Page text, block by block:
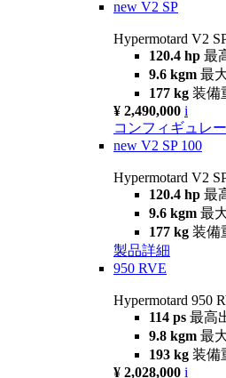
new V2 SP
Hypermotard V2
120.4 hp 最
9.6 kgm 最
177 kg 装備
¥ 2,490,000 i
コンフィギュレ
new V2 SP 100
Hypermotard V2
120.4 hp 最
9.6 kgm 最
177 kg 装備
製品詳細
950 RVE
Hypermotard 950
114 ps 最高
9.8 kgm 最
193 kg 装備
¥ 2,028,000 i